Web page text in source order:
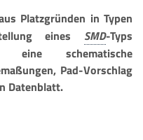
Platzgründen in Typen
eines
-Typs
schematische
Pad-Vorschlag
Datenblatt.